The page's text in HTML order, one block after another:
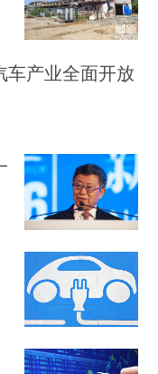
车产业全面开放